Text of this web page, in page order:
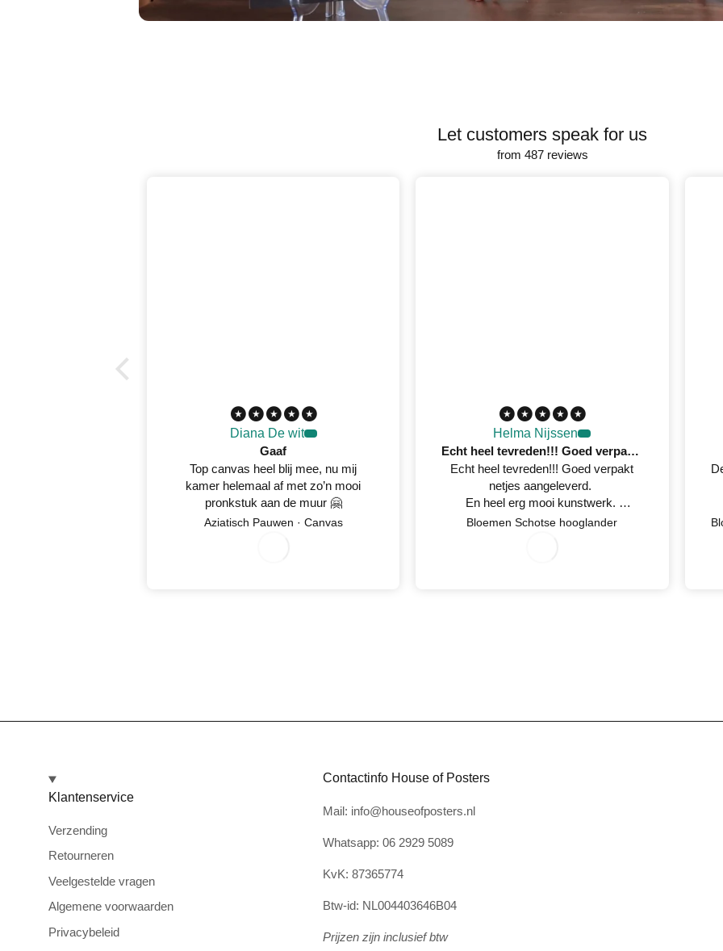
Let customers speak for us
from 487 reviews
Diana De wit
Gaaf
Top canvas heel blij mee, nu mij
kamer helemaal af met zo’n mooi
pronkstuk aan de muur 🤗
Aziatisch Pauwen · Canvas
8
/
5
2
0
2
Helma Nijssen
Echt heel tevreden!!! Goed verpakt netjes aangeleverd
Echt heel tevreden!!! Goed verpakt
netjes aangeleverd.
En heel erg mooi kunstwerk.
Netjes op tijd een mail gestuurd
Bloemen Schotse hooglander
7
/
0
2
0
2
Klantenservice
Verzending
Retourneren
Veelgestelde vragen
Algemene voorwaarden
Privacybeleid
Contactinfo House of Posters
Mail: info@houseofposters.nl
Whatsapp: 06 2929 5089
KvK: 87365774
Btw-id: NL004403646B04
Prijzen zijn inclusief btw